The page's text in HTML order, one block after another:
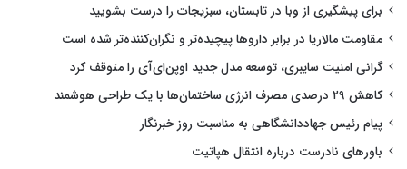
برای پیشگیری از وبا در تابستان، سبزیجات را درست بشویید
مقاومت مالاریا در برابر داروها پیچیده‌تر و نگران‌کننده‌تر شده است
گرانی امنیت سایبری، توسعه مدل جدید اوپن‌ای‌آی را متوقف کرد
کاهش ۲۹ درصدی مصرف انرژی ساختمان‌ها با یک طراحی هوشمند
پیام رئیس جهاددانشگاهی به مناسبت روز خبرنگار
باورهای نادرست درباره انتقال هپاتیت